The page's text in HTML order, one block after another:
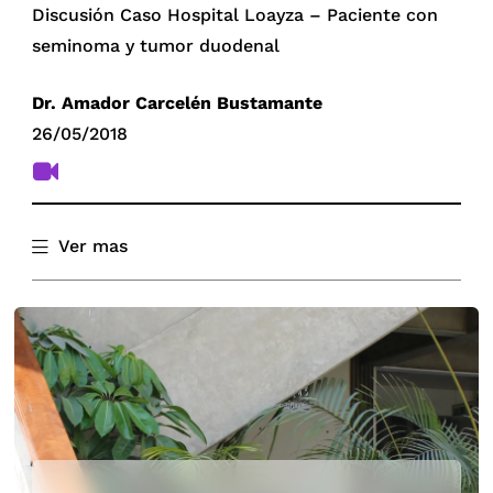
Advances in the Treatment of Inflammatory
Bowel Disease: The Future is Now – 2da parte
Dr. Francisco Sylvester
Pediatric Acute Respiratory Distress Syndrome
Dr. Mario Eyzaguirre
Discusión Caso Hospital Loayza – Paciente con
seminoma y tumor duodenal
Dr. Amador Carcelén Bustamante
26/05/2018
Ver mas
Discusión de Caso Clínico – Varón con infección
por VIH y Hepatitis B que desarrolla abdomen